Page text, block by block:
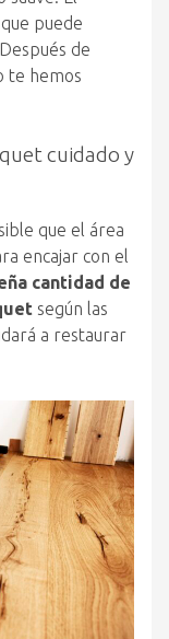
puede
de
te hemos
cuidado y
que el área
encajar con el
cantidad de
según las
a restaurar